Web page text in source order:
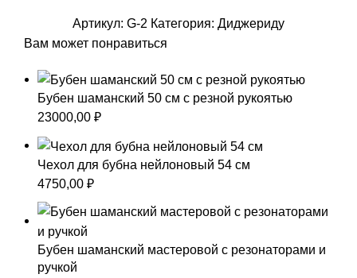
Артикул: G-2 Категория: Диджериду
Вам может понравиться
Бубен шаманский 50 см с резной рукоятью
23000,00 ₽
Чехол для бубна нейлоновый 54 см
4750,00 ₽
Бубен шаманский мастеровой с резонаторами и
ручкой